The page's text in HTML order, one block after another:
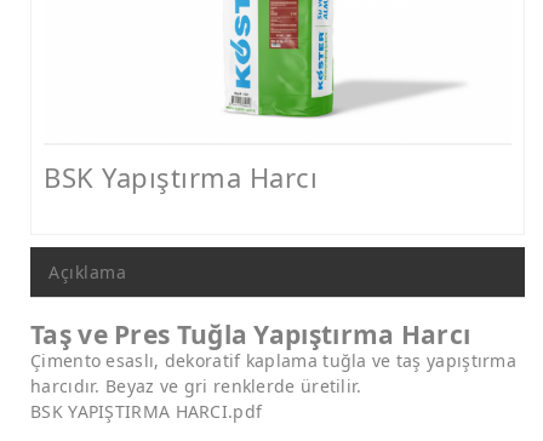
Sentetik Örtüler (TPO – ECB)
Nem ve Rutubet Yalıtımı Ürünleri
Mantolama ve Dış Cephe Isı Yalıtımı Sistemleri
Dış Cephe Su Yalıtımı Ürünleri
Tamir ve Aderans Harçları, Epoksi Harçlar ve Beton Katkıları
Zemin Kaplamaları (Epoksi, Poliüretan, Çimento Esaslı)
Mastikler, Dilatasyon ve Pah Bantları
Ankraj - Güçlendirme ve Enjeksiyon Sistemleri
BSK Yapıştırma Harcı
Açıklama
Taş ve Pres Tuğla Yapıştırma Harcı
Çimento esaslı, dekoratif kaplama tuğla ve taş yapıştırma
harcıdır. Beyaz ve gri renklerde üretilir.
BSK YAPIŞTIRMA HARCI.pdf